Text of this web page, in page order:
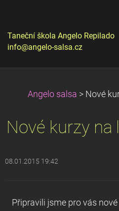
Taneční škola Angelo Repilado
info@angelo-salsa.cz
Angelo salsa > Nové
Nové kurzy na
08.01.2015 19:42
Připravili jsme pro vás